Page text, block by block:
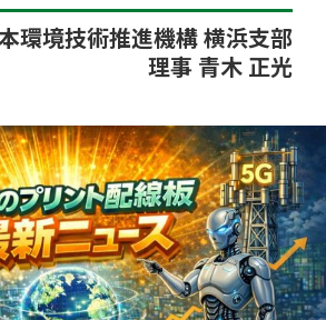
環境技術推進機構 横浜支部
理事 青木 正光